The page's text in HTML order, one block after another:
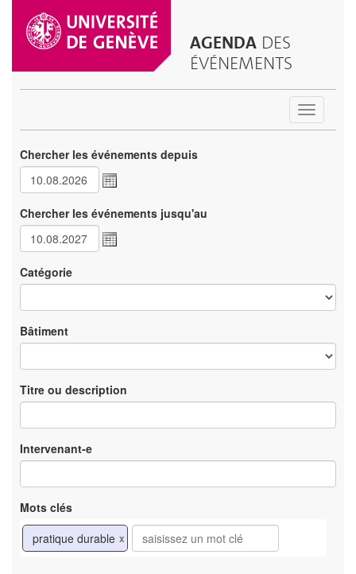
AGENDA DES
ÉVÉNEMENTS
Toggle
Chercher les événements depuis
Chercher les événements jusqu'au
Catégorie
Bâtiment
Titre ou description
Intervenant-e
Mots clés
pratique durable x